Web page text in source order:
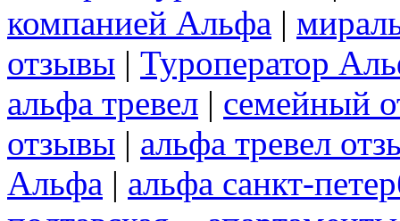
компанией Альфа |
отзывы | Туроператор
альфа тревел | семейный
отзывы | альфа тревел
Альфа | альфа санкт-